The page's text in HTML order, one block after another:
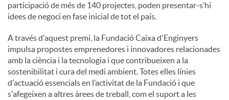
g
u
t
participació de més de 140 projectes, poden presentar-s’hi
idees de negoci en fase inicial de tot el país.
A través d'aquest premi, la Fundació Caixa d'Enginyers
impulsa propostes emprenedores i innovadores relacionades
amb la ciència i la tecnologia i que contribueixen a la
sostenibilitat i cura del medi ambient. Totes elles línies
d'actuació essencials en l’activitat de la Fundació i que
s'afegeixen a altres àrees de treball, com el suport a les